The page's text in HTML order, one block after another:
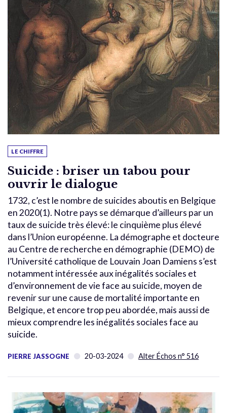
LE CHIFFRE
Suicide : briser un tabou pour
ouvrir le dialogue
1732, c’est le nombre de suicides aboutis en Belgique
en 2020(1). Notre pays se démarque d’ailleurs par un
taux de suicide très élevé: le cinquième plus élevé
dans l’Union européenne. La démographe et docteure
au Centre de recherche en démographie (DEMO) de
l’Université catholique de Louvain Joan Damiens s’est
notamment intéressée aux inégalités sociales et
d’environnement de vie face au suicide, moyen de
revenir sur une cause de mortalité importante en
Belgique, et encore trop peu abordée, mais aussi de
mieux comprendre les inégalités sociales face au
suicide.
PIERRE JASSOGNE 20-03-2024 Alter Échos n° 516